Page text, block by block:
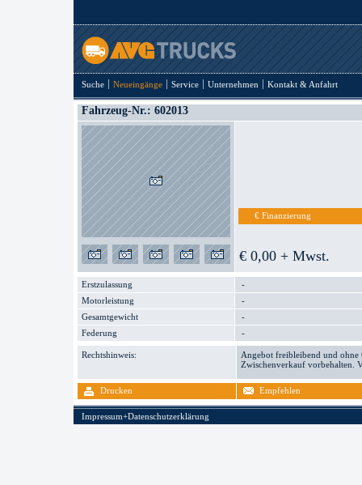
Suche Neueingänge Service Unternehmen Kontakt & Anfahrt
Fahrzeug-Nr.: 602013
€ Finanzierung
€ 0,00 + Mwst.
Erstzulassung
-
Motorleistung
-
Gesamtgewicht
-
Federung
-
Rechtshinweis:
Angebot freibleibend und ohne
Zwischenverkauf vorbehalten.
Drucken Empfehlen
Impressum+Datenschutzerklärung